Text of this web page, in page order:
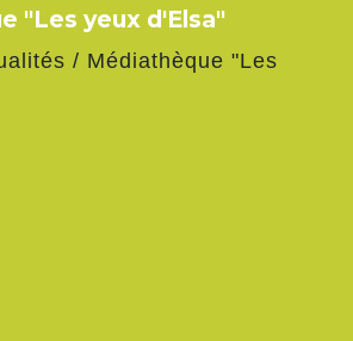
"Les yeux d'Elsa"
/ Médiathèque "Les